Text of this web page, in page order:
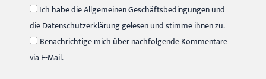
Ich habe die Allgemeinen Geschäftsbedingungen und
die Datenschutzerklärung gelesen und stimme ihnen zu.
Benachrichtige mich über nachfolgende Kommentare
via E-Mail.